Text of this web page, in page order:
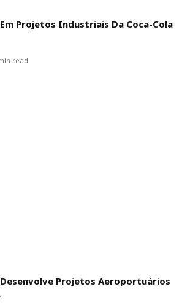
Em Projetos Industriais Da Coca-Cola
read
Desenvolve Projetos Aeroportuários